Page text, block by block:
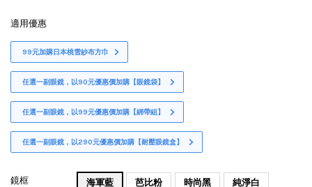
適用優惠
99元加購日本桃雪紗布方巾
任選一副眼鏡，以90元優惠價加購【眼鏡袋】
任選一副眼鏡，以99元優惠價加購【綁帶組】
任選一副眼鏡，以290元優惠價加購【耐壓眼鏡盒】
鏡框 海軍藍 芭比粉 時尚黑 純淨白